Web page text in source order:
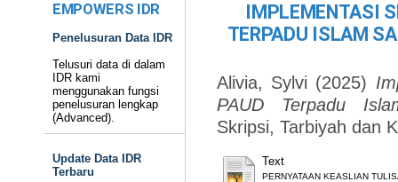
EMPOWERS IDR
Penelusuran Data IDR
Telusuri data di dalam
IDR kami
menggunakan fungsi
penelusuran lengkap
(Advanced).
Update Data IDR
Terbaru
IMPLEMENTASI
TERPADU ISLAM
Alivia, Sylvi (2025)
PAUD Terpadu
Skripsi, Tarbiyah dan
Text
PERNYATAAN KEASLIAN